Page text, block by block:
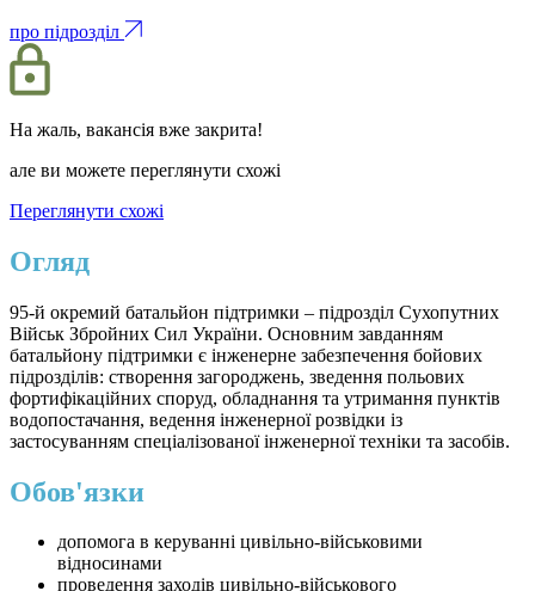
про підрозділ
На жаль, вакансія вже закрита!
але ви можете переглянути схожі
Переглянути схожі
Огляд
95-й окремий батальйон підтримки – підрозділ Сухопутних
Військ Збройних Сил України. Основним завданням
батальйону підтримки є інженерне забезпечення бойових
підрозділів: створення загороджень, зведення польових
фортифікаційних споруд, обладнання та утримання пунктів
водопостачання, ведення інженерної розвідки із
застосуванням спеціалізованої інженерної техніки та засобів.
Обов'язки
допомога в керуванні цивільно-військовими
відносинами
проведення заходів цивільно-військового